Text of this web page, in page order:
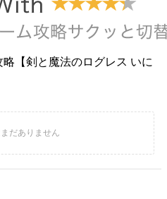
略【剣と魔法のログレス いに